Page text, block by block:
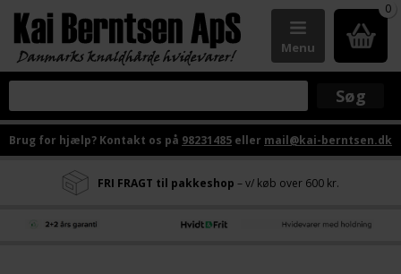
0
Menu
Brug for hjælp? Kontakt os på 98231485 eller mail@kai-berntsen.dk
FRI FRAGT til pakkeshop – v/ køb over 600 kr.